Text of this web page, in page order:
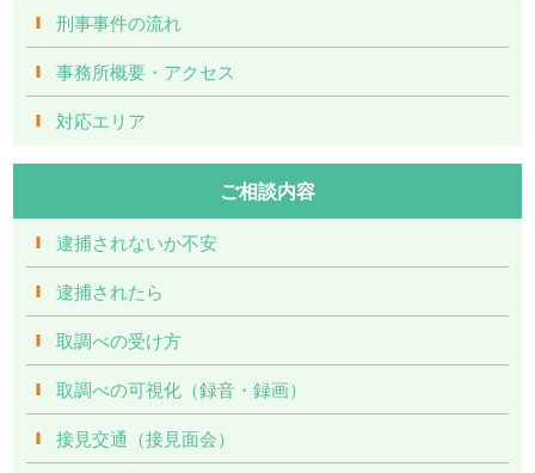
刑事事件の流れ
事務所概要・アクセス
対応エリア
ご相談内容
逮捕されないか不安
逮捕されたら
取調べの受け方
取調べの可視化（録音・録画）
接見交通（接見面会）